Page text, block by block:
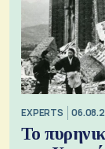
EXPERTS
Το